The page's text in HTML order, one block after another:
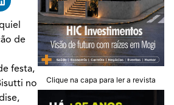
de
festa,
no
Clique na capa para ler a revista